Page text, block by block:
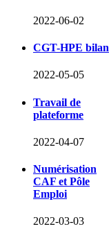
2022-06-02
CGT-HPE bilan
2022-05-05
Travail de
plateforme
2022-04-07
Numérisation
CAF et Pôle
Emploi
2022-03-03